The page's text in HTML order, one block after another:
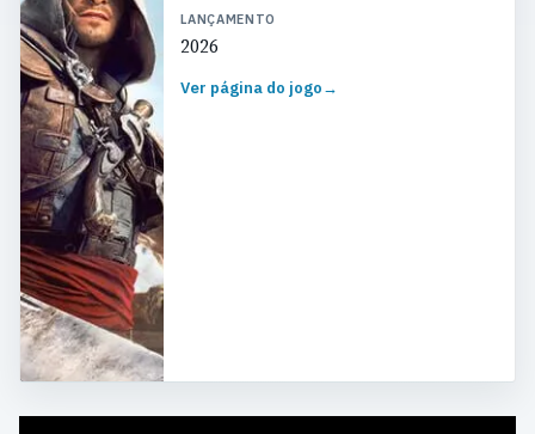
LANÇAMENTO
2026
Ver página do jogo→